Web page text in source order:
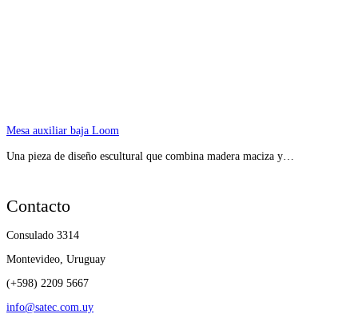
Mesa auxiliar baja Loom
Una pieza de diseño escultural que combina madera maciza y…
Contacto
Consulado 3314
Montevideo, Uruguay
(+598) 2209 5667
info@satec.com.uy